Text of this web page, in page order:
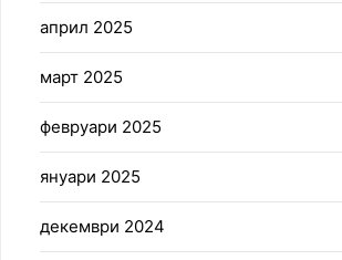
април 2025
март 2025
февруари 2025
януари 2025
декември 2024